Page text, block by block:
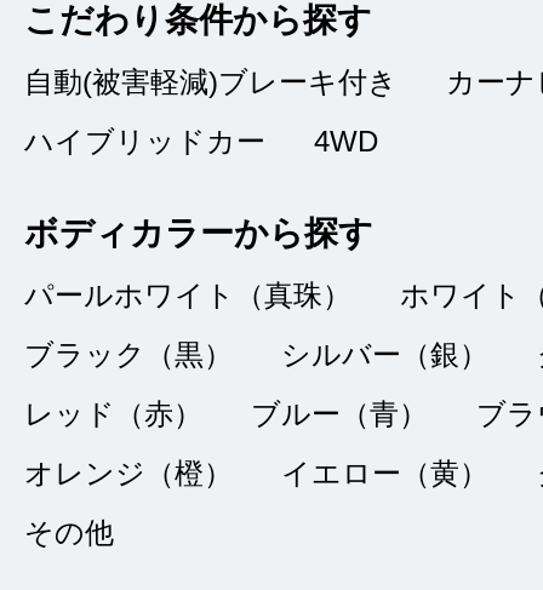
ったです。分から
答を頂き助かりま
した。
★★★★★
4 点
総合評価
良かったです
TAP
販売店の評価
こだわり条件から探す
自動(被害軽減)ブレーキ付き
カー
ハイブリッドカー
4WD
ボディカラーから探す
パールホワイト（真珠）
ホワイト
ブラック（黒）
シルバー（銀）
レッド（赤）
ブルー（青）
ブ
オレンジ（橙）
イエロー（黄）
その他